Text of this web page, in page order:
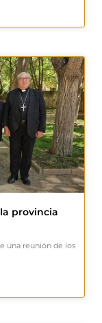
provincia
una reunión de los